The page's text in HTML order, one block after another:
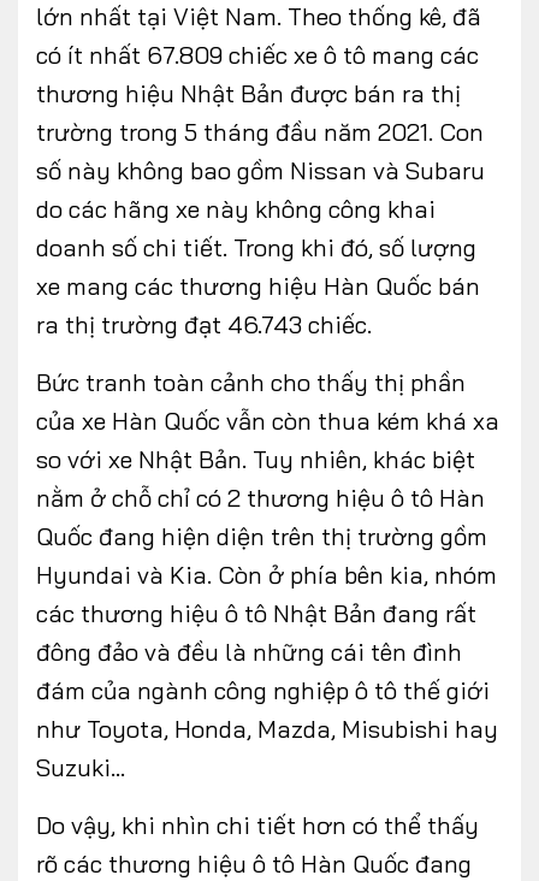
lớn nhất tại Việt Nam. Theo thống kê, đã
có ít nhất 67.809 chiếc xe ô tô mang các
thương hiệu Nhật Bản được bán ra thị
trường trong 5 tháng đầu năm 2021. Con
số này không bao gồm Nissan và Subaru
do các hãng xe này không công khai
doanh số chi tiết. Trong khi đó, số lượng
xe mang các thương hiệu Hàn Quốc bán
ra thị trường đạt 46.743 chiếc.
Bức tranh toàn cảnh cho thấy thị phần
của xe Hàn Quốc vẫn còn thua kém khá xa
so với xe Nhật Bản. Tuy nhiên, khác biệt
nằm ở chỗ chỉ có 2 thương hiệu ô tô Hàn
Quốc đang hiện diện trên thị trường gồm
Hyundai và Kia. Còn ở phía bên kia, nhóm
các thương hiệu ô tô Nhật Bản đang rất
đông đảo và đều là những cái tên đình
đám của ngành công nghiệp ô tô thế giới
như Toyota, Honda, Mazda, Misubishi hay
Suzuki…
Do vậy, khi nhìn chi tiết hơn có thể thấy
rõ các thương hiệu ô tô Hàn Quốc đang